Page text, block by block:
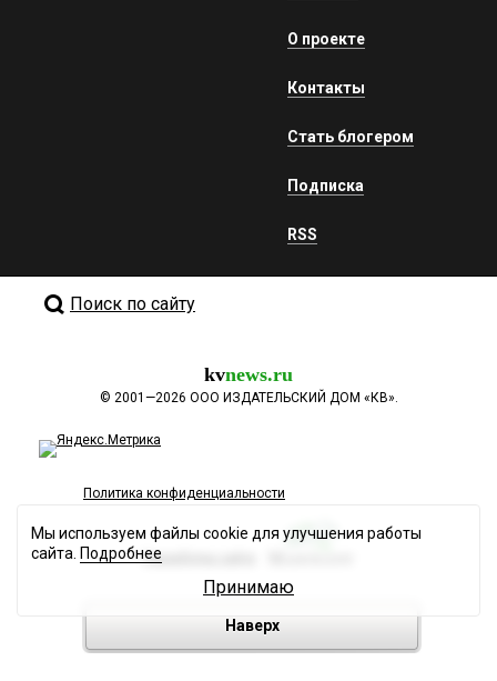
О проекте
Контакты
Стать блогером
Подписка
RSS
Поиск по сайту
kvnews.ru
© 2001—2026 ООО ИЗДАТЕЛЬСКИЙ ДОМ «КВ».
Политика конфиденциальности
Разработка сайта
Наверх
Мы используем файлы cookie для улучшения работы
сайта. Подробнее
Принимаю